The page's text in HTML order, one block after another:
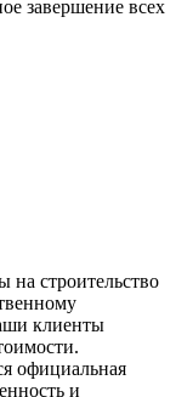
завершение всех
строительство
клиенты
официальная
и